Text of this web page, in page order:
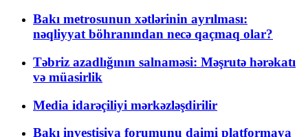
Bakı metrosunun xətlərinin ayrılması:
nəqliyyat böhranından necə qaçmaq olar?
Təbriz azadlığının salnaməsi: Məşrutə hərəkatı
və müasirlik
Media idarəçiliyi mərkəzləşdirilir
Bakı investisiya forumunu daimi platformaya